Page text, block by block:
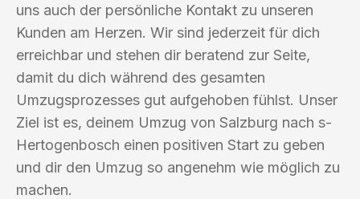
uns auch der persönliche Kontakt zu unseren
Kunden am Herzen. Wir sind jederzeit für dich
erreichbar und stehen dir beratend zur Seite,
damit du dich während des gesamten
Umzugsprozesses gut aufgehoben fühlst. Unser
Ziel ist es, deinem Umzug von Salzburg nach s-
Hertogenbosch einen positiven Start zu geben
und dir den Umzug so angenehm wie möglich zu
machen.